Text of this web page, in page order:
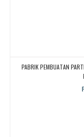
PABRIK PEMBUATAN